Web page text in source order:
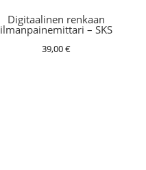
Digitaalinen renkaan
ilmanpainemittari – SKS
39,00€